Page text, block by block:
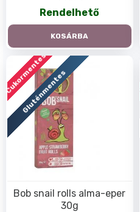
Rendelhető
KOSÁRBA
Gluténmentes
Cukormentes
Bob snail rolls alma-eper
30g